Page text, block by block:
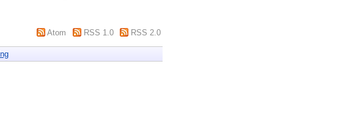
Atom RSS 1.0 RSS 2.0